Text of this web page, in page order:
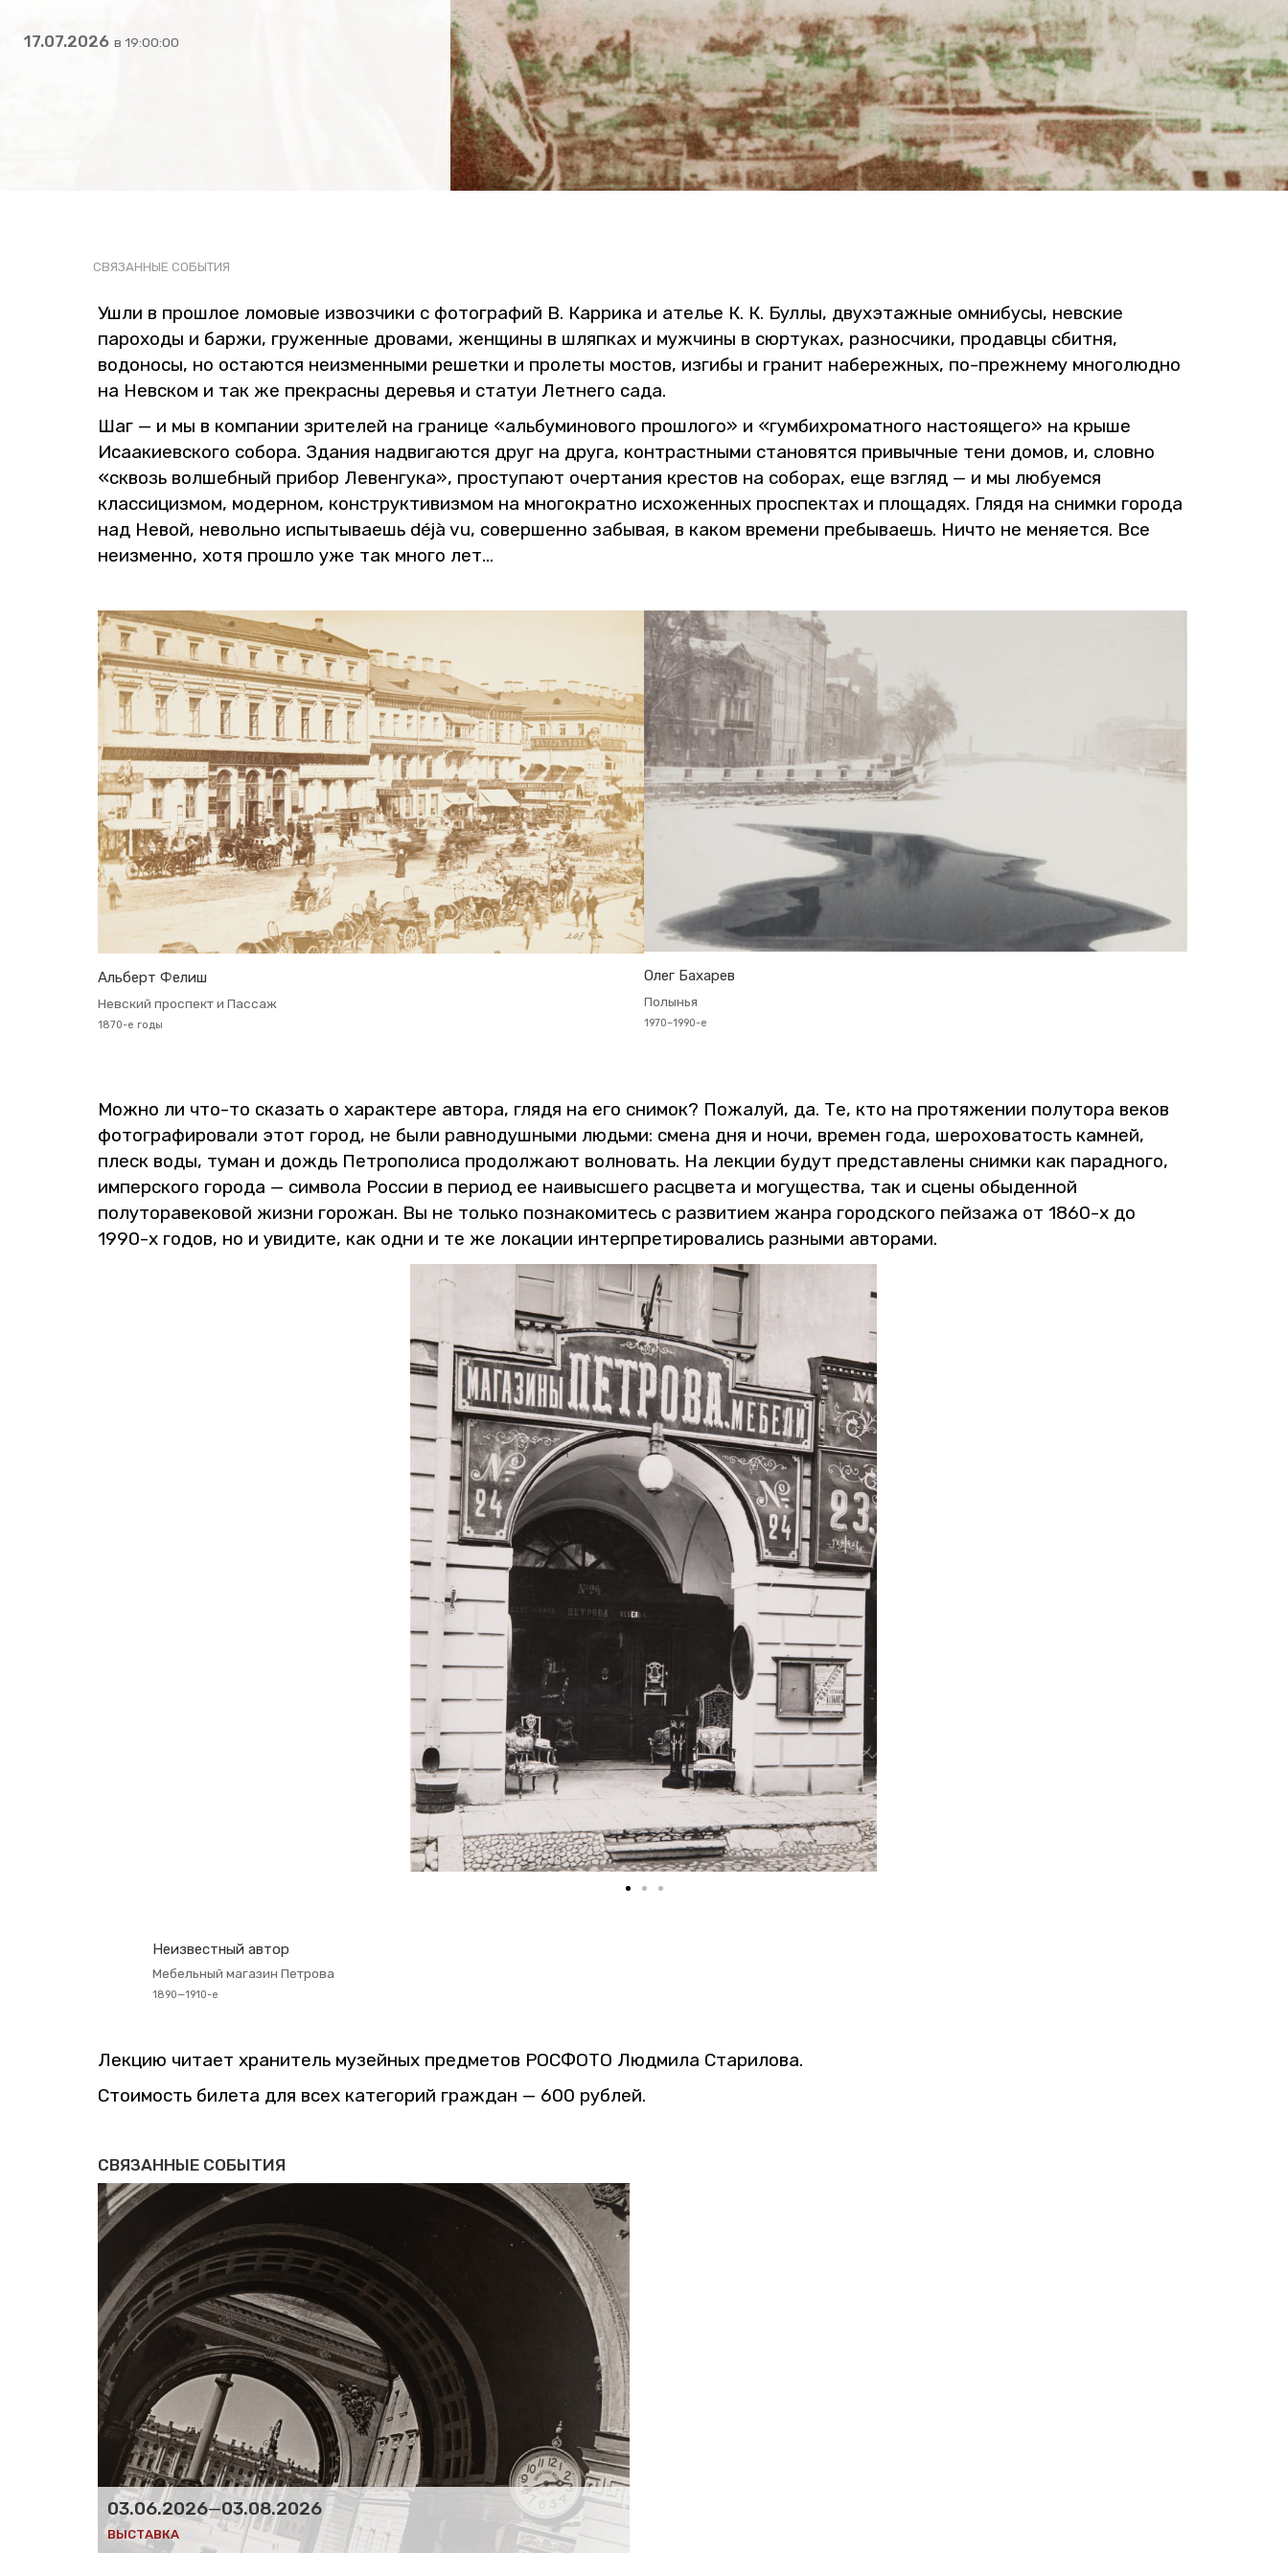
17.07.2026 в 19:00:00
СВЯ­ЗАН­НЫЕ СО­БЫ­ТИЯ
Ушли в про­шлое ло­мо­вые из­воз­чи­ки с фо­то­гра­фий В. Кар­ри­ка и ате­лье К. К. Буллы, двух­этаж­ные ом­ни­бу­сы, нев­ские
па­ро­хо­ды и баржи, гру­жен­ные дро­ва­ми, жен­щи­ны в шляп­ках и муж­чи­ны в сюр­ту­ках, раз­нос­чи­ки, про­дав­цы сбит­ня,
во­до­но­сы, но оста­ют­ся неиз­мен­ны­ми ре­шет­ки и про­ле­ты мо­стов, из­ги­бы и гра­нит на­бе­реж­ных, по-преж­не­му мно­го­люд­но
на Нев­ском и так же пре­крас­ны де­ре­вья и ста­туи Лет­не­го сада.
Шаг — и мы в ком­па­нии зри­те­лей на гра­ни­це «аль­бу­ми­но­во­го про­шло­го» и «гум­би­хро­мат­но­го на­сто­я­ще­го» на крыше
Иса­а­ки­ев­ско­го со­бо­ра. Зда­ния на­дви­га­ют­ся друг на друга, кон­траст­ны­ми ста­но­вят­ся при­выч­ные тени домов, и, слов­но
«сквозь вол­шеб­ный при­бор Ле­вен­гу­ка», про­сту­па­ют очер­та­ния кре­стов на со­бо­рах, еще взгляд — и мы лю­бу­ем­ся
клас­си­циз­мом, мо­дер­ном, кон­струк­ти­виз­мом на мно­го­крат­но ис­хо­жен­ных про­спек­тах и пло­ща­дях. Глядя на сним­ки го­ро­да
над Невой, неволь­но ис­пы­ты­ва­ешь déjà vu, со­вер­шен­но за­бы­вая, в каком вре­ме­ни пре­бы­ва­ешь. Ничто не ме­ня­ет­ся. Все
неиз­мен­но, хотя про­шло уже так много лет…
Аль­берт Фелиш
Нев­ский про­спект и Пас­саж
1870-е годы
Олег Ба­ха­рев
По­лы­нья
1970–1990-е
Можно ли что-то ска­зать о ха­рак­те­ре ав­то­ра, глядя на его сни­мок? По­жа­луй, да. Те, кто на про­тя­же­нии по­лу­то­ра веков
фо­то­гра­фи­ро­ва­ли этот город, не были рав­но­душ­ны­ми лю­дь­ми: смена дня и ночи, вре­мен года, ше­ро­хо­ва­тость кам­ней,
плеск воды, туман и дождь Пет­ро­по­ли­са про­дол­жа­ют вол­но­вать. На лек­ции будут пред­став­ле­ны сним­ки как па­рад­но­го,
им­пер­ско­го го­ро­да — сим­во­ла Рос­сии в пе­ри­од ее наи­выс­ше­го рас­цве­та и мо­гу­ще­ства, так и сцены обы­ден­ной
по­лу­то­ра­ве­ко­вой жизни го­ро­жан. Вы не толь­ко по­зна­ко­ми­тесь с раз­ви­ти­ем жанра го­род­ско­го пей­за­жа от 1860-х до
1990-х годов, но и уви­ди­те, как одни и те же ло­ка­ции ин­тер­пре­ти­ро­ва­лись раз­ны­ми ав­то­ра­ми.
Неиз­вест­ный автор
Ме­бель­ный ма­га­зин Пет­ро­ва
1890—1910-е
Лек­цию чи­та­ет хра­ни­тель му­зей­ных пред­ме­тов РОС­ФО­ТО Люд­ми­ла Ста­ри­ло­ва.
Сто­и­мость би­ле­та для всех ка­те­го­рий граж­дан — 600 руб­лей.
СВЯЗАННЫЕ СОБЫТИЯ
03.06.2026—03.08.2026
ВЫСТАВКА